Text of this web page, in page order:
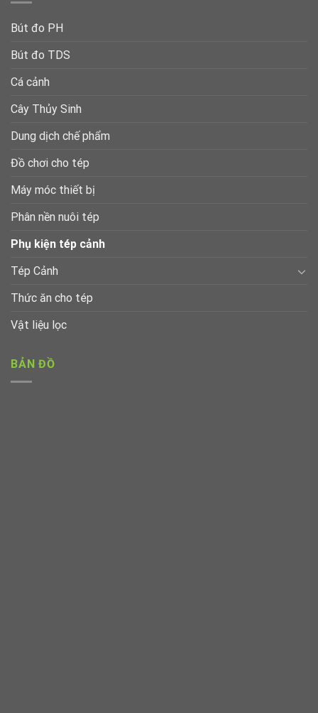
Bút đo PH
Bút đo TDS
Cá cảnh
Cây Thủy Sinh
Dung dịch chế phẩm
Đồ chơi cho tép
Máy móc thiết bị
Phân nền nuôi tép
Phụ kiện tép cảnh
Tép Cảnh
Thức ăn cho tép
Vật liệu lọc
BẢN ĐỒ